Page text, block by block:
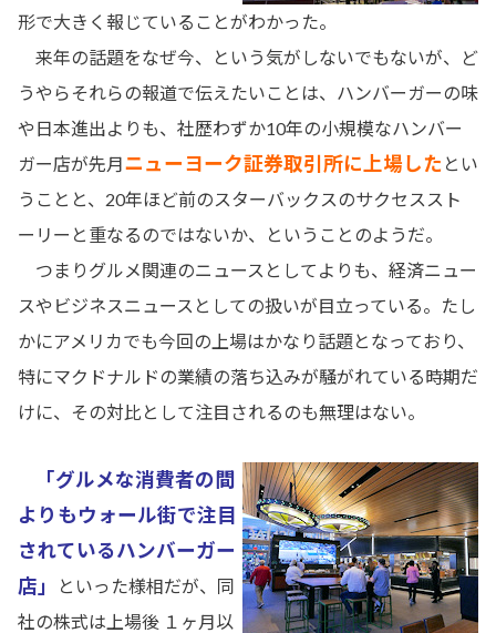
形で大きく報じていることがわかった。
来年の話題をなぜ今、という気がしないでもないが、ど
うやらそれらの報道で伝えたいことは、ハンバーガーの味
や日本進出よりも、社歴わずか10年の小規模なハンバー
ガー店が先月ニューヨーク証券取引所に上場した とい
うことと、20年ほど前のスターバックスのサクセススト
ーリーと重なるのではないか、ということのようだ。
つまりグルメ関連のニュースとしてよりも、経済ニュー
スやビジネスニュースとしての扱いが目立っている。たし
かにアメリカでも今回の上場はかなり話題となっており、
特にマクドナルドの業績の落ち込みが騒がれている時期だ
けに、その対比として注目されるのも無理はない。
「グルメな消費者の間
よりもウォール街で注目
されているハンバーガー
店」
といった様相だが、同
社の株式は上場後 １ヶ月以